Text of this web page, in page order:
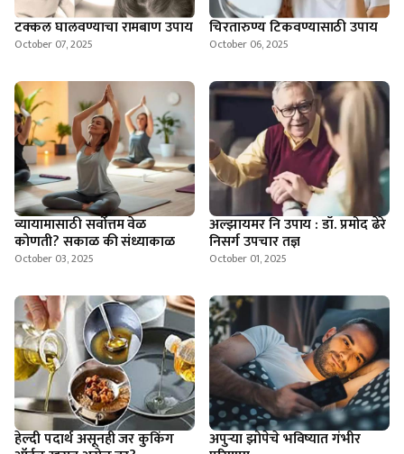
टक्कल घालवण्याचा रामबाण उपाय
October 07, 2025
चिरतारुण्य ‍टिकवण्यासाठी उपाय
October 06, 2025
व्यायामासाठी सर्वोत्तम वेळ
कोणती? सकाळ की संध्याकाळ
October 03, 2025
अल्झायमर नि उपाय : डॉ. प्रमोद ढेरे
निसर्ग उपचार तज्ञ
October 01, 2025
हेल्दी पदार्थ असूनही जर कुकिंग अपुऱ्या झोपेचे भविष्यात गंभीर